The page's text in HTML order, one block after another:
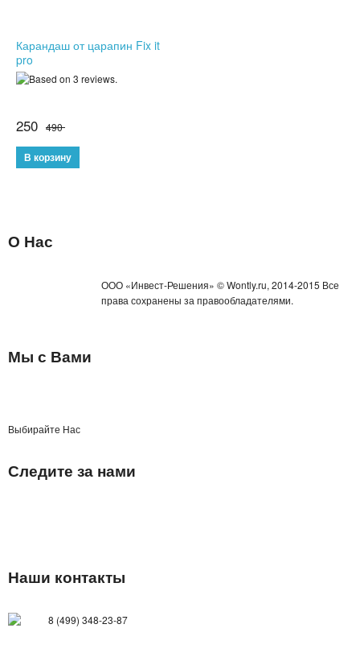
Карандаш от царапин Fix it
pro
250 490
О Нас
ООО «Инвест-Решения» © Wontly.ru, 2014-2015 Все
права сохранены за правообладателями.
Мы с Вами
Выбирайте Нас
Следите за нами
Наши контакты
8 (499) 348-23-87